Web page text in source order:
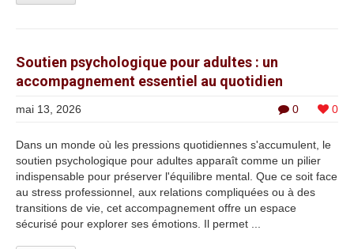
Soutien psychologique pour adultes : un
accompagnement essentiel au quotidien
0 0
mai 13, 2026
Dans un monde où les pressions quotidiennes s'accumulent, le
soutien psychologique pour adultes apparaît comme un pilier
indispensable pour préserver l'équilibre mental. Que ce soit face
au stress professionnel, aux relations compliquées ou à des
transitions de vie, cet accompagnement offre un espace
sécurisé pour explorer ses émotions. Il permet ...